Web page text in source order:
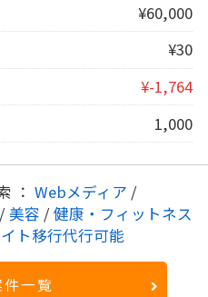
¥60,000
¥30
¥-1,764
1,000
： Webメディア /
/ 美容 / 健康・フィットネス
ト移行代行可能
件一覧